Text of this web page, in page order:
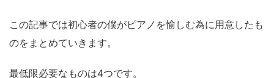
この記事では初心者の僕がピアノを愉しむ為に用意したも
のをまとめていきます。
最低限必要なものは4つです。